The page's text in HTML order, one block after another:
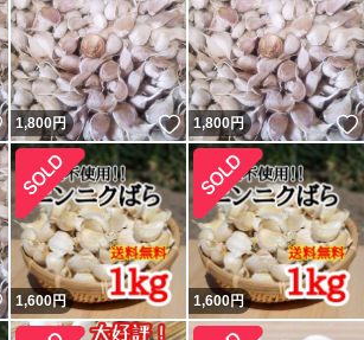
いいね！
1,800円 いいね！
1,800円
いいね！
1,600円 1,600円